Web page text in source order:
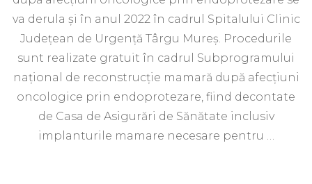
va derula şi în anul 2022 în cadrul Spitalului Clinic
Judeţean de Urgenţă Târgu Mureş. Procedurile
sunt realizate gratuit în cadrul Subprogramului
naţional de reconstrucţie mamară după afecţiuni
oncologice prin endoprotezare, fiind decontate
de Casa de Asigurări de Sănătate inclusiv
implanturile mamare necesare pentru …